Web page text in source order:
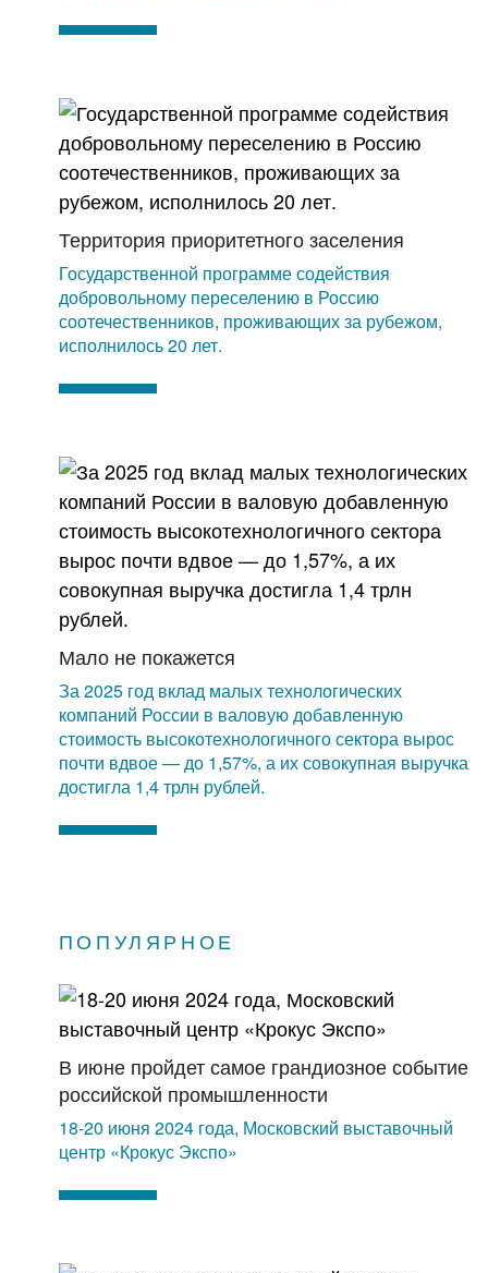
Территория приоритетного заселения
Государственной программе содействия
добровольному переселению в Россию
соотечественников, проживающих за рубежом,
исполнилось 20 лет.
Мало не покажется
За 2025 год вклад малых технологических
компаний России в валовую добавленную
стоимость высокотехнологичного сектора вырос
почти вдвое — до 1,57%, а их совокупная выручка
достигла 1,4 трлн рублей.
ПОПУЛЯРНОЕ
В июне пройдет самое грандиозное событие
российской промышленности
18-20 июня 2024 года, Московский выставочный
центр «Крокус Экспо»